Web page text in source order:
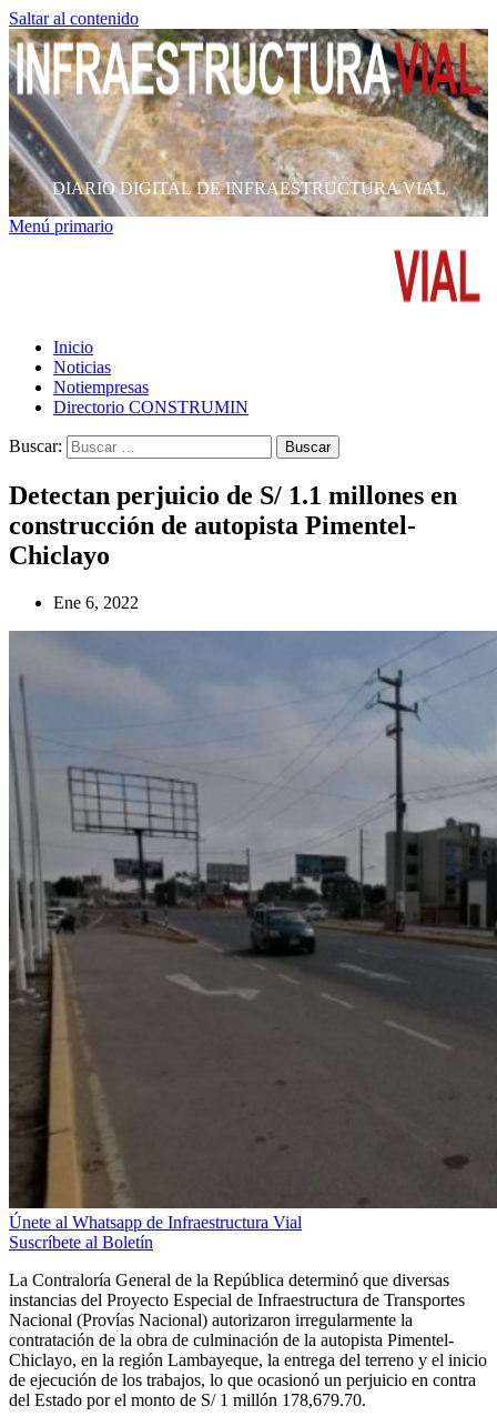
Saltar al contenido
DIARIO DIGITAL DE INFRAESTRUCTURA VIAL
Menú primario
Inicio
Noticias
Notiempresas
Directorio CONSTRUMIN
Buscar:
Detectan perjuicio de S/ 1.1 millones en
construcción de autopista Pimentel-
Chiclayo
Ene 6, 2022
Únete al Whatsapp de Infraestructura Vial
Suscríbete al Boletín
La Contraloría General de la República determinó que diversas
instancias del Proyecto Especial de Infraestructura de Transportes
Nacional (Provías Nacional) autorizaron irregularmente la
contratación de la obra de culminación de la autopista Pimentel-
Chiclayo, en la región Lambayeque, la entrega del terreno y el inicio
de ejecución de los trabajos, lo que ocasionó un perjuicio en contra
del Estado por el monto de S/ 1 millón 178,679.70.